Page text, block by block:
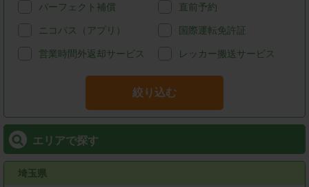
パーフェクト補償 直前予約
ニコパス（アプリ） 国際運転免許証
営業時間外返却サービス レッカー搬送サービス
絞り込む
エリアで探す
埼玉県